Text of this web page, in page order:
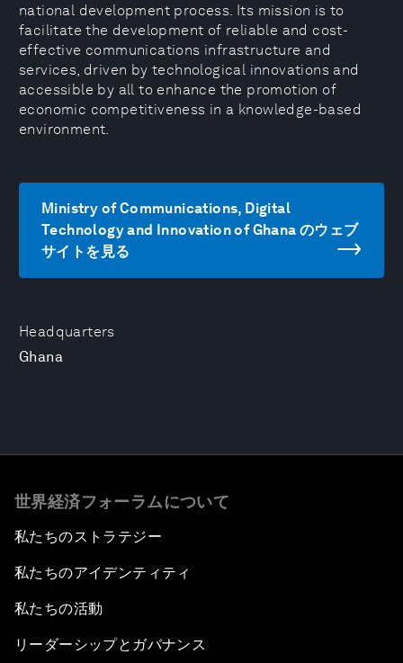
Headquarters
Ghana
national development process. Its mission is to
facilitate the development of reliable and cost-
effective communications infrastructure and
services, driven by technological innovations and
accessible by all to enhance the promotion of
economic competitiveness in a knowledge-based
environment.
Ministry of Communications, Digital
Technology and Innovation of Ghana のウェブ
サイトを見る
世界経済フォーラムについて
私たちのストラテジー
私たちのアイデンティティ
私たちの活動
リーダーシップとガバナンス